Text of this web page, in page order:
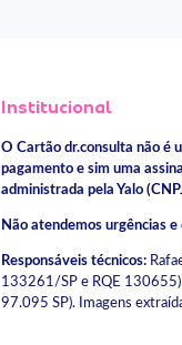
Institucional
O Cartão dr.consulta não é
pagamento e sim uma
administrada pela Yalo
Não atendemos urgências e
Responsáveis técnicos:
133261/SP e RQE 130655)
97.095 SP). Imagens